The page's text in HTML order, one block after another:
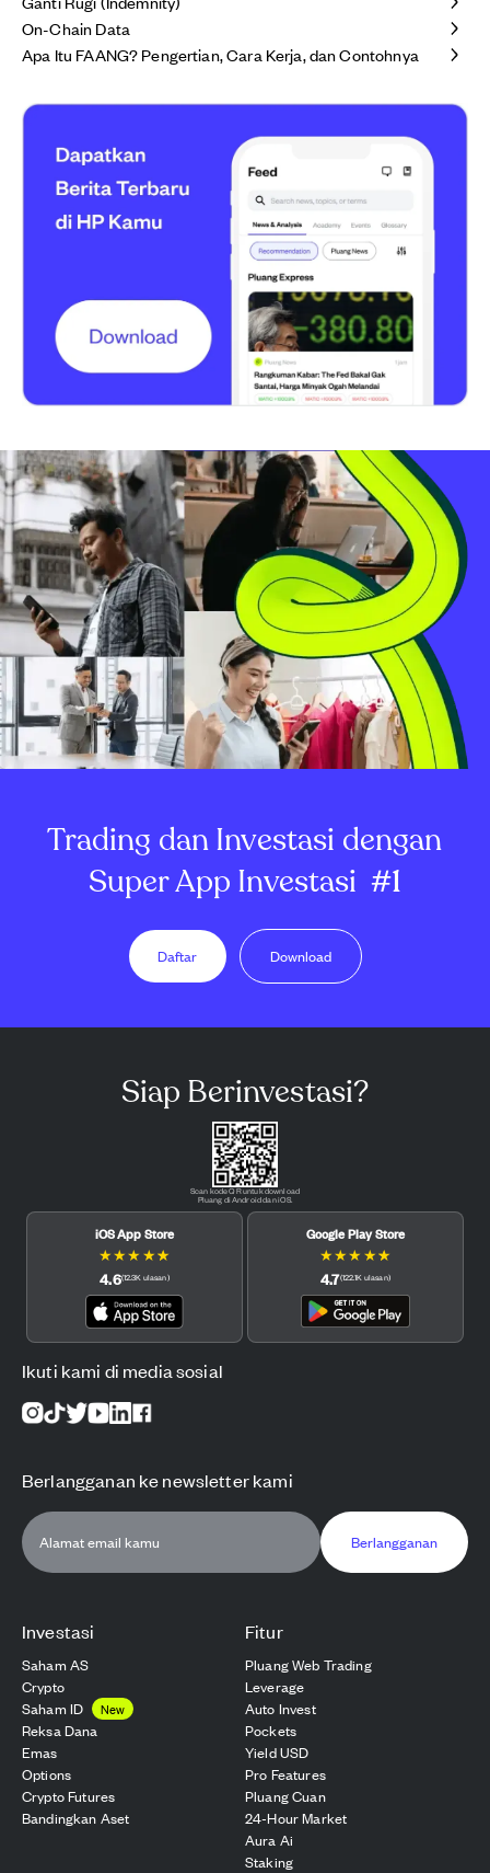
On-Chain Data
Apa Itu FAANG? Pengertian, Cara Kerja, dan Contohnya
Trading dan Investasi dengan
Super App Investasi #1
Daftar Download
Investasi
Saham AS
Crypto
Saham ID
New
Reksa Dana
Emas
Options
Crypto Futures
Bandingkan Aset
Fitur
Pluang Web Trading
Leverage
Auto Invest
Pockets
Yield USD
Pro Features
Pluang Cuan
24-Hour Market
Aura Ai
Staking
Siap Berinvestasi?
Scan kode QR untuk download
Pluang di Android dan iOS.
iOS App Store
★★★ ★★
4.6(12.3K ulasan)
Google Play Store
★★★ ★★
4.7(122.1K ulasan)
Ikuti kami di media sosial
Berlangganan ke newsletter kami
Berlangganan